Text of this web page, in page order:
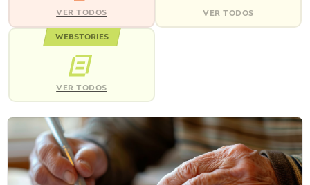
VER TODOS VER TODOS
WEBSTORIES
VER TODOS